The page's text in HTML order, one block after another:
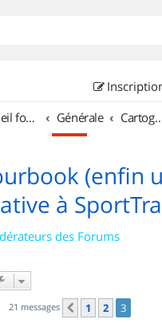
Accueil forum Générale
(enfin
à
des Forums
21 messages Précédent
1 2 3